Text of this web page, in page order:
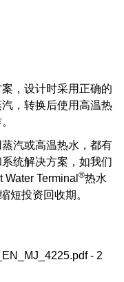
，设计时采用正确的
，转换后使用高温热
汽或高温热水，都有
统解决方案，如我们
Terminal®热水
短投资回收期。
- 2